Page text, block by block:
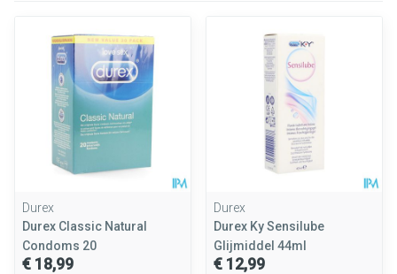
Durex
Durex Classic Natural
Condoms 20
€ 18,99
Durex
Durex Ky Sensilube
Glijmiddel 44ml
€ 12,99